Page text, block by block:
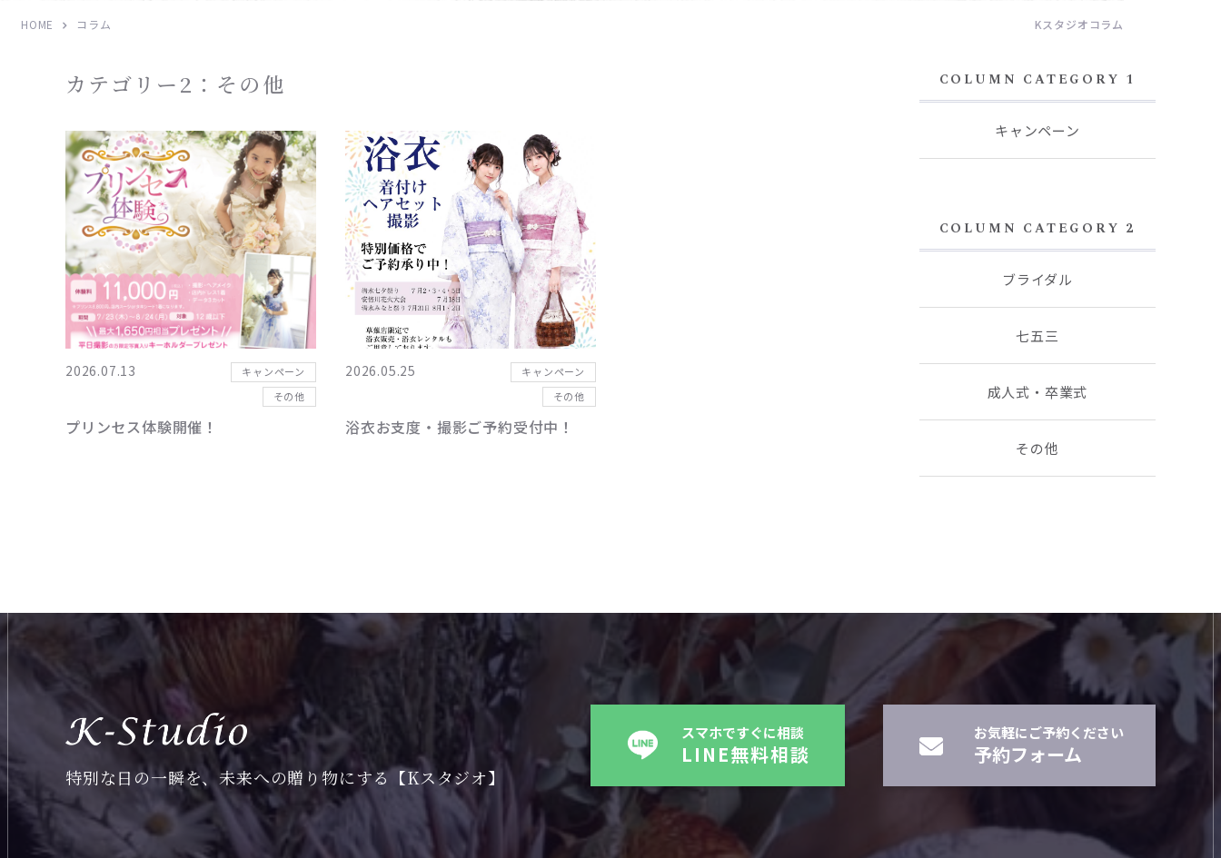
Kスタジオコラム
HOME コラム
カテゴリー2：その他
2026.07.13
キャンペーン
その他
プリンセス体験開催！
2026.05.25
キャンペーン
その他
浴衣お支度・撮影ご予約受付中！
COLUMN CATEGORY 1
キャンペーン
COLUMN CATEGORY 2
ブライダル
七五三
成人式・卒業式
その他
特別な日の一瞬を、未来への贈り物にする【Kスタジオ】
スマホですぐに相談
LINE無料相談
お気軽にご予約ください
予約フォーム